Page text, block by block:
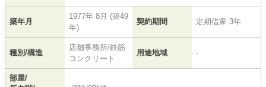
築年月
1977年 8月 (築49
年)
契約期間 定期借家 3年
種別/構造
店舗事務所/鉄筋
コンクリート
用途地域 -
部屋/